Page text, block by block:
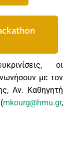
οι
με τον
Αν. Καθηγητή
mkourg@hmu.gr,